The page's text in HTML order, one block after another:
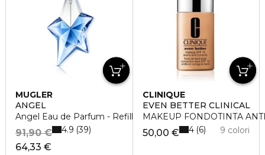
MUGLER
ANGEL
Angel Eau de Parfum - Refill
64,33 €
91,90 € 4.9 39
CLINIQUE
EVEN BETTER CLINICAL
MAKEUP FONDOTINTA
50,00 € 9 colori
4 6